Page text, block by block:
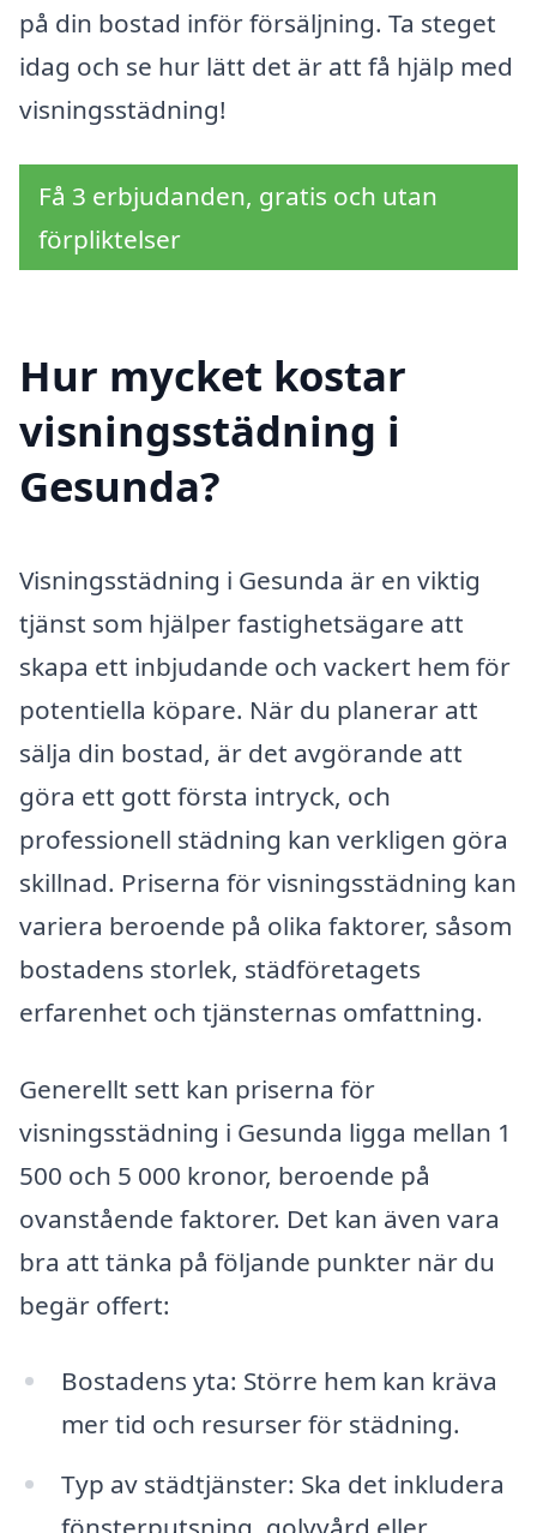
på din bostad inför försäljning. Ta steget
idag och se hur lätt det är att få hjälp med
visningsstädning!
Få 3 erbjudanden, gratis och utan
förpliktelser
Hur mycket kostar
visningsstädning i
Gesunda?
Visningsstädning i Gesunda är en viktig
tjänst som hjälper fastighetsägare att
skapa ett inbjudande och vackert hem för
potentiella köpare. När du planerar att
sälja din bostad, är det avgörande att
göra ett gott första intryck, och
professionell städning kan verkligen göra
skillnad. Priserna för visningsstädning kan
variera beroende på olika faktorer, såsom
bostadens storlek, städföretagets
erfarenhet och tjänsternas omfattning.
Generellt sett kan priserna för
visningsstädning i Gesunda ligga mellan 1
500 och 5 000 kronor, beroende på
ovanstående faktorer. Det kan även vara
bra att tänka på följande punkter när du
begär offert:
Bostadens yta: Större hem kan kräva
mer tid och resurser för städning.
Typ av städtjänster: Ska det inkludera